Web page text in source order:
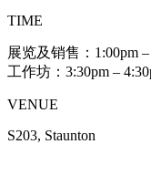
TIME
展览及销售：1:00pm –
工作坊：3:30pm –
VENUE
S203, Staunton